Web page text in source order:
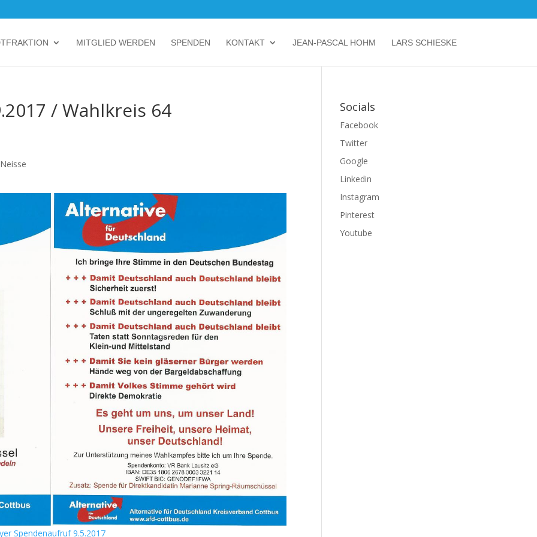
MITGLIED WERDEN SPENDEN KONTAKT JEAN-PASCAL HOHM LARS SCHIESKE
/ Wahlkreis 64
Spendenaufruf 9.5.2017
Socials
Facebook
Twitter
Google
Linkedin
Instagram
Pinterest
Youtube